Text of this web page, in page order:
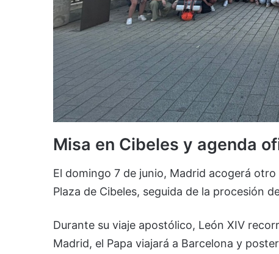
Misa en Cibeles y agenda
El domingo 7 de junio, Madrid acogerá
Plaza de Cibeles, seguida de la procesión
Durante su viaje apostólico, León XIV
Madrid, el Papa viajará a Barcelona y